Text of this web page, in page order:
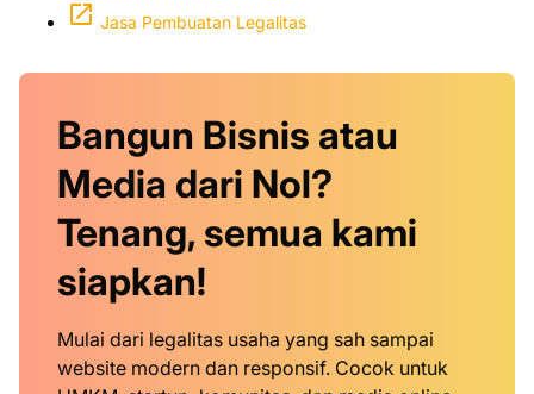
Jasa Pembuatan Legalitas
Bangun Bisnis atau
Media dari Nol?
Tenang, semua kami
siapkan!
Mulai dari legalitas usaha yang sah sampai
website modern dan responsif. Cocok untuk